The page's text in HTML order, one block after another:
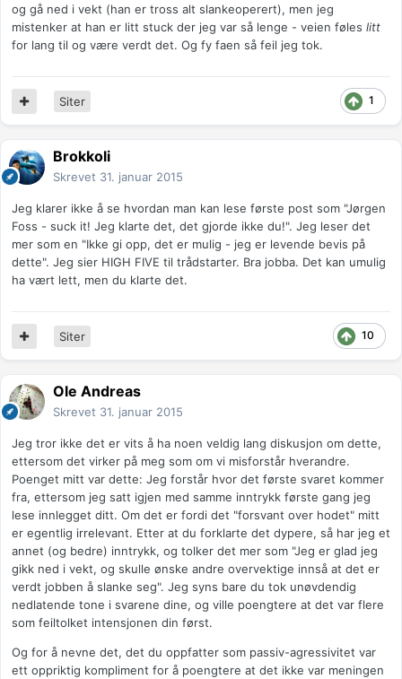
og gå ned i vekt (han er tross alt slankeoperert), men jeg
mistenker at han er litt stuck der jeg var så lenge - veien føles litt
for lang til og være verdt det. Og fy faen så feil jeg tok.
1
Siter
Brokkoli
Skrevet 31. januar 2015
Jeg klarer ikke å se hvordan man kan lese første post som "Jørgen
Foss - suck it! Jeg klarte det, det gjorde ikke du!". Jeg leser det
mer som en "Ikke gi opp, det er mulig - jeg er levende bevis på
dette". Jeg sier HIGH FIVE til trådstarter. Bra jobba. Det kan umulig
ha vært lett, men du klarte det.
10
Siter
Ole Andreas
Skrevet 31. januar 2015
Jeg tror ikke det er vits å ha noen veldig lang diskusjon om dette,
ettersom det virker på meg som om vi misforstår hverandre.
Poenget mitt var dette: Jeg forstår hvor det første svaret kommer
fra, ettersom jeg satt igjen med samme inntrykk første gang jeg
lese innlegget ditt. Om det er fordi det "forsvant over hodet" mitt
er egentlig irrelevant. Etter at du forklarte det dypere, så har jeg et
annet (og bedre) inntrykk, og tolker det mer som "Jeg er glad jeg
gikk ned i vekt, og skulle ønske andre overvektige innså at det er
verdt jobben å slanke seg". Jeg syns bare du tok unøvdendig
nedlatende tone i svarene dine, og ville poengtere at det var flere
som feiltolket intensjonen din først.
Og for å nevne det, det du oppfatter som passiv-agressivitet var
ett oppriktig kompliment for å poengtere at det ikke var meningen